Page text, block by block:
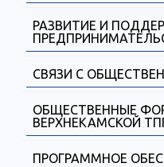
РАЗВИТИЕ И
СВЯЗИ С
ОБЩЕСТВЕННЫЕ
ВЕРХНЕКАМСКОЙ
ПРОГРАММНОЕ